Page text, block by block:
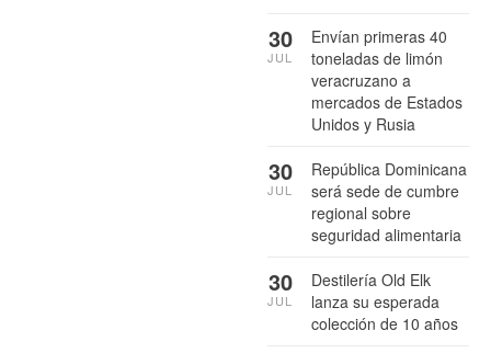
Envían primeras 40
toneladas de limón
veracruzano a
mercados de Estados
Unidos y Rusia
30
JUL
República Dominicana
será sede de cumbre
regional sobre
seguridad alimentaria
30
JUL
Destilería Old Elk
lanza su esperada
colección de 10 años
30
JUL